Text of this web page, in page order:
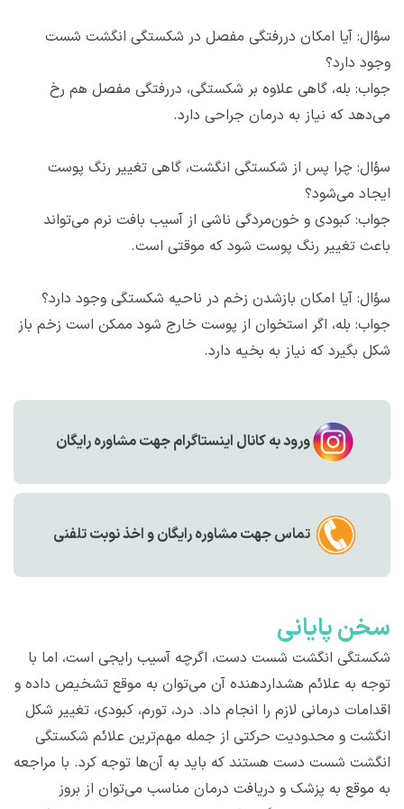
سؤال: آیا امکان دررفتگی مفصل در شکستگی انگشت شست
وجود دارد؟
جواب: بله، گاهی علاوه بر شکستگی، دررفتگی مفصل هم رخ
می‌دهد که نیاز به درمان جراحی دارد.
سؤال: چرا پس از شکستگی انگشت، گاهی تغییر رنگ پوست
ایجاد می‌شود؟
جواب: کبودی و خون‌مردگی ناشی از آسیب بافت نرم می‌تواند
باعث تغییر رنگ پوست شود که موقتی است.
سؤال: آیا امکان بازشدن زخم در ناحیه شکستگی وجود دارد؟
جواب: بله، اگر استخوان از پوست خارج شود ممکن است زخم باز
شکل بگیرد که نیاز به بخیه دارد.
ورود به کانال اینستاگرام جهت مشاوره رایگان
تماس جهت مشاوره رايگان و اخذ نوبت تلفنی
سخن پایانی
شکستگی انگشت شست دست، اگرچه آسیب رایجی است، اما با
توجه به علائم هشداردهنده آن می‌توان به موقع تشخیص داده و
اقدامات درمانی لازم را انجام داد. درد، تورم، کبودی، تغییر شکل
انگشت و محدودیت حرکتی از جمله مهم‌ترین علائم شکستگی
انگشت شست دست هستند که باید به آن‌ها توجه کرد. با مراجعه
به موقع به پزشک و دریافت درمان مناسب می‌توان از بروز